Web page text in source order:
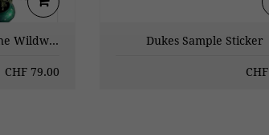
Aktion Nordmanntanne Wildwuchs 150-200cm
CHF 79.00
Dukes Sample Sticker
CHF